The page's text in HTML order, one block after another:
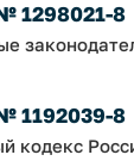
1298021-8
1192039-8
кодекс